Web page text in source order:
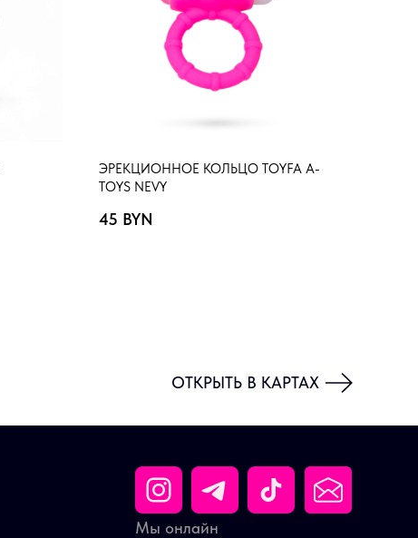
ЭРЕКЦИОННОЕ КОЛЬЦО TOYFA A-
TOYS NEVY
45 BYN
ОТКРЫТЬ В КАРТАХ
Мы онлайн